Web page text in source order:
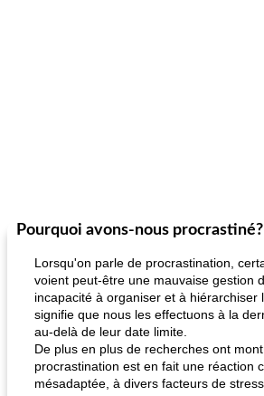
Pourquoi avons-nous procrastiné?
Lorsqu'on parle de procrastination,
voient peut-être une mauvaise gestion
incapacité à organiser et à hiérarchiser
signifie que nous les effectuons à la
au-delà de leur date limite.
De plus en plus de recherches ont
procrastination est en fait une réaction
mésadaptée, à divers facteurs de